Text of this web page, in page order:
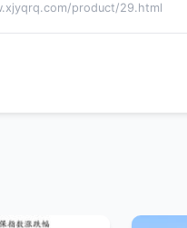
product/29.html